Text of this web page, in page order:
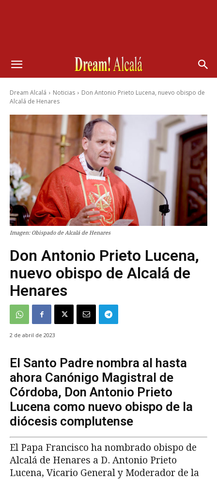
Dream Alcalá Noticias
Don Antonio Prieto Lucena, nuevo obispo de
Alcalá de Henares
Imagen: Obispado de Alcalá de Henares
Don Antonio Prieto Lucena,
nuevo obispo de Alcalá de
Henares
2 de abril de 2023
El Santo Padre nombra al hasta
ahora Canónigo Magistral de
Córdoba, Don Antonio Prieto
Lucena como nuevo obispo de la
diócesis complutense
El Papa Francisco ha nombrado obispo de
Alcalá de Henares a D. Antonio Prieto
Lucena, Vicario General y Moderador de la